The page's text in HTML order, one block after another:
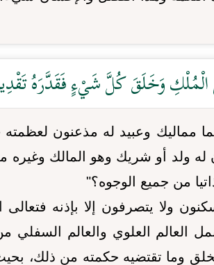
الْمُلْكِ وَخَلَقَ كُلَّ شَيْءٍ فَقَدَّرَهُ
وعبيد له مذعنون لعظمته
ولد أو شريك وهو المالك وغيره
من جميع الوجوه؟"
ولا يتصرفون إلا بإذنه فتعالى
العالم العلوي والعالم السفلي من
وما تقتضيه حكمته من ذلك،